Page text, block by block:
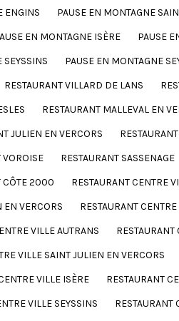
ENGINS PAUSE EN MONTAGNE
EN MONTAGNE ISÈRE PAUSE
SEYSSINS PAUSE EN MONTAGNE
RESTAURANT VILLARD DE LANS
RESTAURANT MALLEVAL EN
JULIEN EN VERCORS
VOROISE RESTAURANT SASSENAGE
CÔTE 2000 RESTAURANT CENTRE
EN VERCORS RESTAURANT
VILLE AUTRANS
VILLE SAINT JULIEN EN VERCORS
VILLE ISÈRE RESTAURANT
VILLE SEYSSINS RESTAURANT